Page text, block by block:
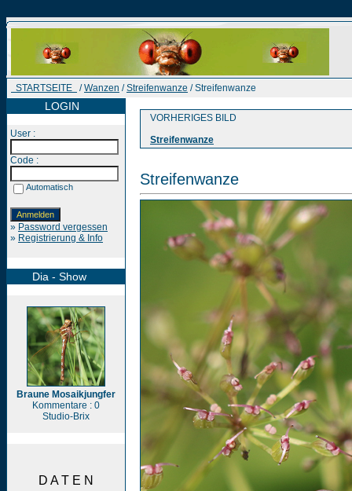
STARTSEITE /Wanzen /Streifenwanze / Streifenwanze
LOGIN
User :
Code :
Automatisch
» Password vergessen
» Registrierung & Info
Dia - Show
Braune Mosaikjungfer
Kommentare : 0
Studio-Brix
D A T E N
VORHERIGES BILD
Streifenwanze
Streifenwanze